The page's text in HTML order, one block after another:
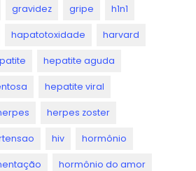
gravidez gripe h1n1
hapatotoxidade harvard
hepatite aguda
hepatite viral
herpes zoster
hiv hormônio
hormônio do amor